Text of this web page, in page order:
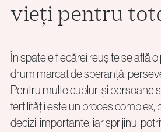
vieți pentru
În spatele fiecărei reușite se află
drum marcat de speranță,
Pentru multe cupluri și persoane
fertilității este un proces complex,
decizii importante, iar sprijinul